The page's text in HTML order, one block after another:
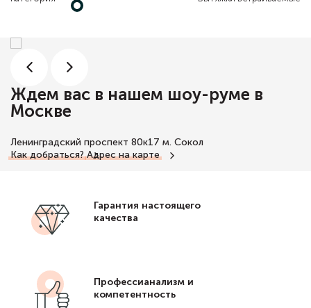
Ждем вас в нашем шоу-руме в
Москве
Ленинградский проспект 80к17 м. Сокол
Как добраться? Адрес на карте
Гарантия настоящего
качества
Профессианализм и
компетентность